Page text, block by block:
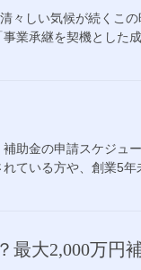
々しい気候が続くこ
業承継を契機とした
助金の申請スケジュ
ている方や、創業5
最大2,000万円